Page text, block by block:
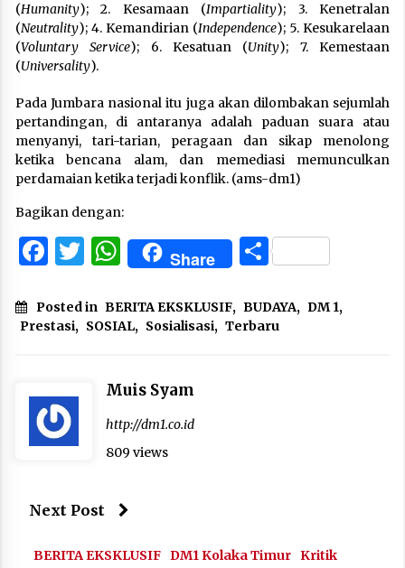
(Humanity); 2. Kesamaan (Impartiality); 3. Kenetralan
(Neutrality); 4. Kemandirian (Independence); 5. Kesukarelaan
(Voluntary Service); 6. Kesatuan (Unity); 7. Kemestaan
(Universality).
Pada Jumbara nasional itu juga akan dilombakan sejumlah
pertandingan, di antaranya adalah paduan suara atau
menyanyi, tari-tarian, peragaan dan sikap menolong
ketika bencana alam, dan memediasi memunculkan
perdamaian ketika terjadi konflik. (ams-dm1)
Bagikan dengan:
Facebook
Twitter
WhatsApp
Share Share
Posted in BERITA EKSKLUSIF, BUDAYA, DM 1,
Prestasi, SOSIAL, Sosialisasi, Terbaru
Muis Syam
http://dm1.co.id
809 views
Next Post
BERITA EKSKLUSIF DM1 Kolaka Timur Kritik